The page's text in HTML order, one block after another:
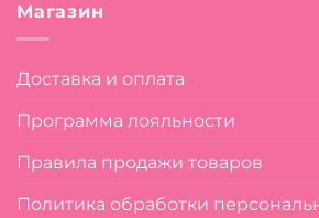
Магазин
Доставка и оплата
Программа лояльности
Правила продажи товаров
Политика обработки